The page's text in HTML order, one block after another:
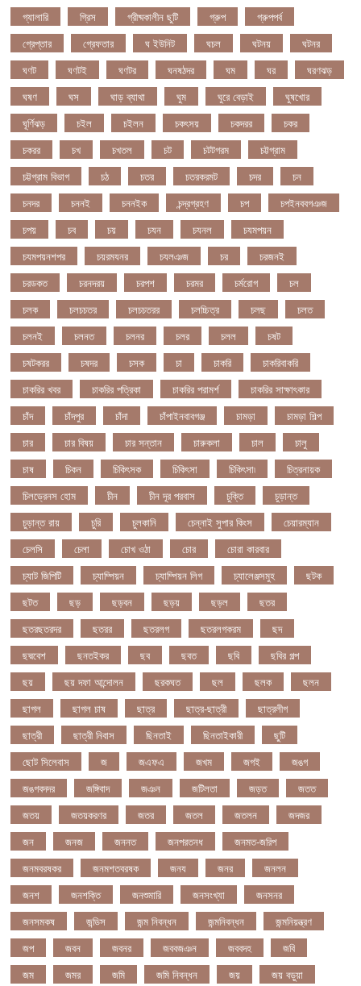
গ্যালারি
গ্রিস গ্রীষ্মকালীন ছুটি গ্রুপ
গ্রুপপর্ব
গ্রেপ্তার
গ্রেফতার ঘ ইউনিট ঘচল ঘটনয়
ঘটনর
ঘণট
ঘণটই ঘণটর ঘনষঠদর ঘম ঘর
ঘরণঝড়
ঘষণ
ঘস ঘাড় ব্যাথা ঘুম ঘুরে বেড়াই
ঘুষখোর
ঘূর্ণিঝড়
চইল চইলন চকৎসয় চকদরর
চকর
চকরর
চখ চখতল চট চটটগরম
চট্টগ্রাম
চট্টগ্রাম বিভাগ
চঠ চতর চতরকরমট চদর
চন
চনদর
চননই চননইক চন্দ্রগ্রহণ চপ
চপইনববগঞজ
চপয়
চব চয় চযন চযনল
চযমপয়ন
চযমপয়নশপর
চয়রমযনর চযলঞজ চর
চরজনই
চরডকত
চরনদরয় চরপশ চরমর চর্মরোগ
চল
চলক
চলচচতর চলচচতরর চলচ্চিত্র চলছ
চলত
চলনই
চলনত চলনর চলর চলল
চষট
চষটকরর
চষদর চসক চা চাকরি
চাকরিবাকরি
চাকরির খবর
চাকরির পত্রিকা চাকরির পরামর্শ
চাকরির সাক্ষাৎকার
চাঁদ
চাঁদপুর চাঁদা চাঁপাইনবাবগঞ্জ চামড়া
চামড়া শিল্প
চার
চার বিষয় চার সন্তান চারুকলা চাল
চালু
চাষ
চিকন চিকিৎসক চিকিৎসা চিকিৎসা৷
চিত্রনায়ক
চিলড্রেনস হোম
চীন চীন দূর পরবাস চুক্তি
চুড়ান্ত
চুড়ান্ত রায়
চুরি চুলকানি চেন্নাই সুপার কিংস
চেয়ারম্যান
চেলসি
চেলা চোখ ওঠা চোর
চোরা কারবার
চ্যাট জিপিটি
চ্যাম্পিয়ন চ্যাম্পিয়ন লিগ চ্যালেঞ্জসমুহ
ছটক
ছটত
ছড় ছড়বন ছড়য় ছড়ল
ছতর
ছতরছতরদর
ছতরর ছতরলগ ছতরলগকরম
ছদ
ছদ্মবেশ
ছনতইকর ছব ছবত ছবি
ছবির গল্প
ছয়
ছয় দফা আন্দোলন ছরকঘত ছল ছলক
ছলন
ছাগল
ছাগল চাষ ছাত্র ছাত্র-ছাত্রী
ছাত্রলীগ
ছাত্রী
ছাত্রী নিবাস ছিনতাই ছিনতাইকারী
ছুটি
ছোট সিলেবাস
জ জএফএ জখম জগই
জঙগ
জঙগবদদর
জঙ্গিবাদ জঞন জটিলতা জড়ত
জতত
জতয়
জতয়করণর জতর জতল জতলন
জদজর
জন
জনজ জননত জনপরতনধ
জনমত-জরিপ
জনমবরষকর
জনমশতবরষক জনয জনর
জনলন
জনশ
জনশক্তি জনশুমারি জনসংখ্যা
জনসনর
জনসমকষ
জন্ডিস জন্ম নিবন্ধন জন্মনিবন্ধন
জন্মনিয়ন্ত্রণ
জপ
জবন জবনর জববজঞন জববদহ
জবি
জম
জমর জমি জমি নিবন্ধন জয়
জয় বড়ুয়া